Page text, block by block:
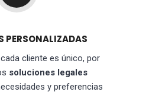
PERSONALIZADAS
cliente es único, por
soluciones legales
y preferencias